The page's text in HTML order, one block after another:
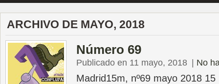
ARCHIVO DE MAYO, 2018
Número 69
Publicado en 11 mayo, 2018 No
Madrid15m, nº69 mayo 2018